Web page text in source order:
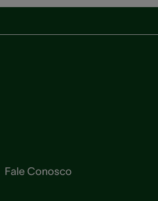
Fale Conosco